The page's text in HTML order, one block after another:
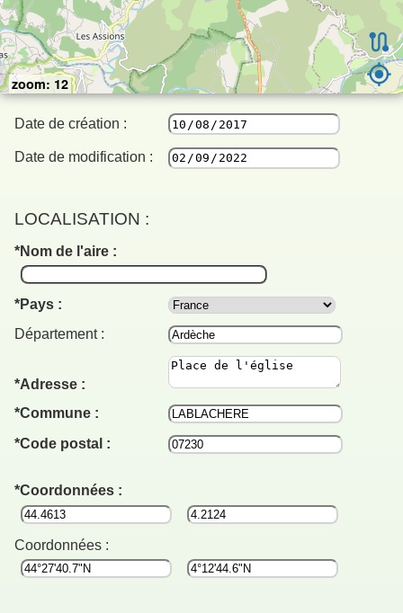
zoom: 12
Date de création :
Date de modification :
LOCALISATION :
Nom de l'aire :
Pays :
Département :
Adresse :
Commune :
Code postal :
Coordonnées :
Coordonnées :